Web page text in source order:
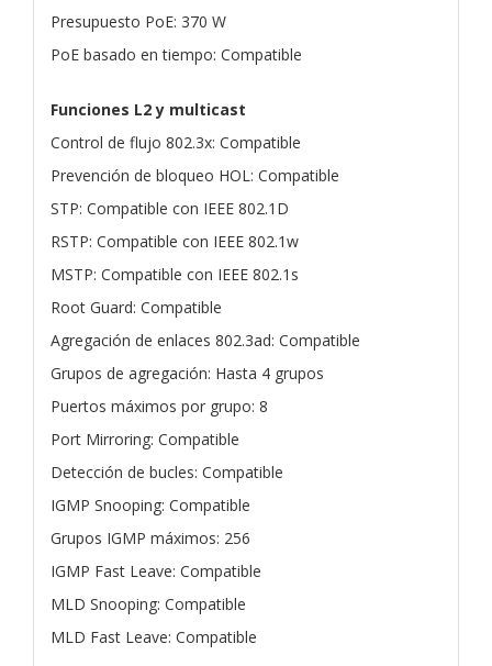
Presupuesto PoE: 370 W
PoE basado en tiempo: Compatible
Funciones L2 y multicast
Control de flujo 802.3x: Compatible
Prevención de bloqueo HOL: Compatible
STP: Compatible con IEEE 802.1D
RSTP: Compatible con IEEE 802.1w
MSTP: Compatible con IEEE 802.1s
Root Guard: Compatible
Agregación de enlaces 802.3ad: Compatible
Grupos de agregación: Hasta 4 grupos
Puertos máximos por grupo: 8
Port Mirroring: Compatible
Detección de bucles: Compatible
IGMP Snooping: Compatible
Grupos IGMP máximos: 256
IGMP Fast Leave: Compatible
MLD Snooping: Compatible
MLD Fast Leave: Compatible